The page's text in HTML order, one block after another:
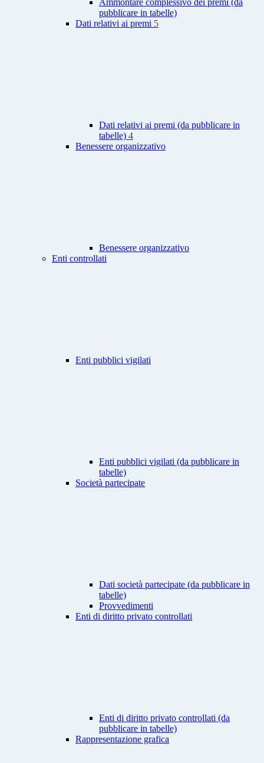
Ammontare complessivo dei premi (da
pubblicare in tabelle)
Dati relativi ai premi 5
Dati relativi ai premi (da pubblicare in
tabelle) 4
Benessere organizzativo
Benessere organizzativo
Enti controllati
Enti pubblici vigilati
Enti pubblici vigilati (da pubblicare in
tabelle)
Società partecipate
Dati società partecipate (da pubblicare in
tabelle)
Provvedimenti
Enti di diritto privato controllati
Enti di diritto privato controllati (da
pubblicare in tabelle)
Rappresentazione grafica